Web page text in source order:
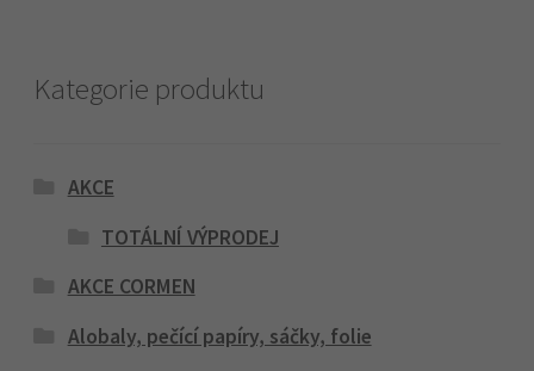
Kategorie produktu
AKCE
TOTÁLNÍ VÝPRODEJ
AKCE CORMEN
Alobaly, pečící papíry, sáčky, folie